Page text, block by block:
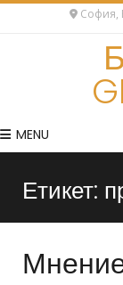
София,
MENU
Етикет: